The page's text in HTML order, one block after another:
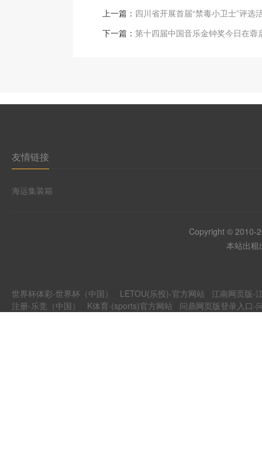
上一篇： 四川省开展首届“禁毒小卫士”评选
下一篇： 第十四届中国音乐金钟奖今日在蓉
友情链接
海运集装箱
Copyright © 2010-
本站出
世界杯体彩-世界杯（中国） LETOU(乐投)-官方网站
江南网页版-
注册-乐竞（中国）
K体育·(sports)官方网站 问鼎网页版登录入口-